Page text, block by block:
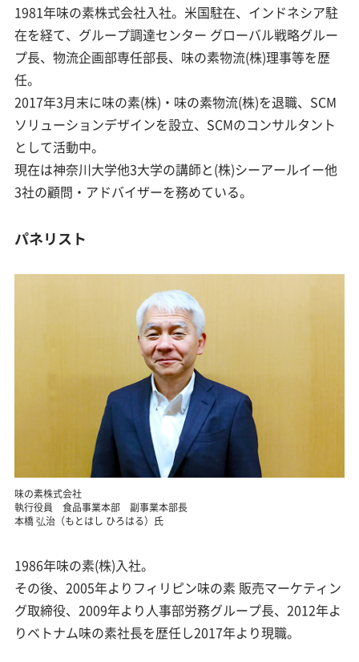
1981年味の素株式会社入社。米国駐在、インドネシア駐
在を経て、グループ調達センター グローバル戦略グルー
プ長、物流企画部専任部長、味の素物流(株)理事等を歴
任。
2017年3月末に味の素(株)・味の素物流(株)を退職、SCM
ソリューションデザインを設立、SCMのコンサルタント
として活動中。
現在は神奈川大学他3大学の講師と(株)シーアールイー他
3社の顧問・アドバイザーを務めている。
パネリスト
味の素株式会社
執行役員 食品事業本部 副事業本部長
本橋 弘治（もとはし ひろはる）氏
1986年味の素(株)入社。
その後、2005年よりフィリピン味の素 販売マーケティン
グ取締役、2009年より人事部労務グループ長、2012年よ
りベトナム味の素社長を歴任し2017年より現職。